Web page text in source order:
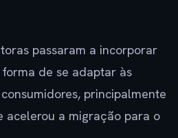
passaram a incorporar
de se adaptar às
principalmente
acelerou a migração para o